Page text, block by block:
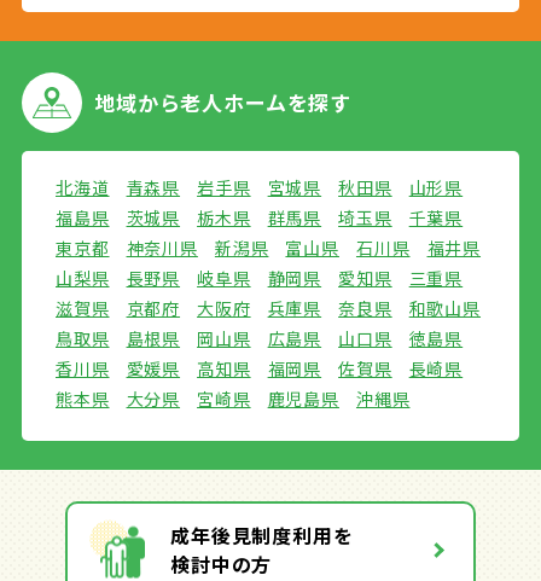
地域から老人ホームを探す
北海道 青森県 岩手県 宮城県 秋田県
山形県
福島県
茨城県 栃木県 群馬県 埼玉県
千葉県
東京都
神奈川県 新潟県 富山県 石川県
福井県
山梨県
長野県 岐阜県 静岡県 愛知県
三重県
滋賀県
京都府 大阪府 兵庫県 奈良県
和歌山県
鳥取県
島根県 岡山県 広島県 山口県
徳島県
香川県
愛媛県 高知県 福岡県 佐賀県
長崎県
熊本県
大分県 宮崎県 鹿児島県 沖縄県
成年後見制度利用を
検討中の方